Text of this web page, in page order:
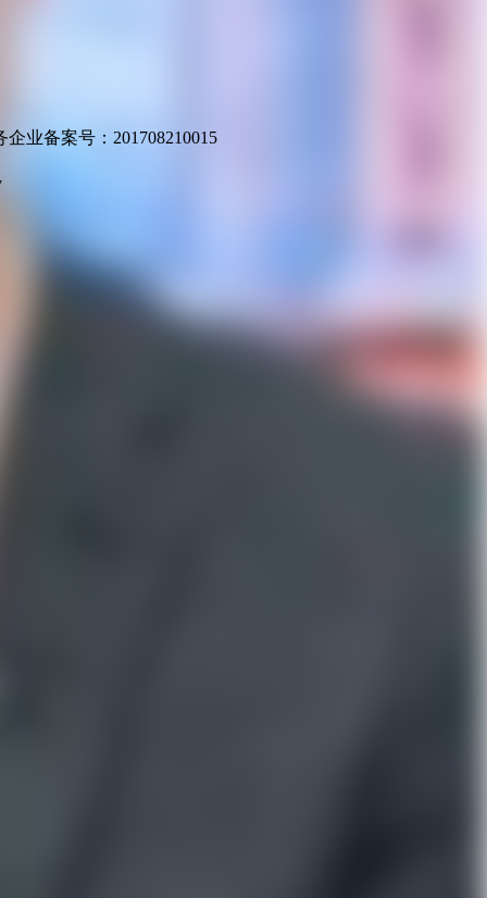
业备案号：201708210015